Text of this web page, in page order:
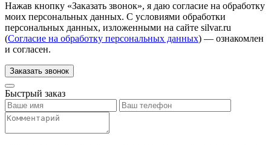
Нажав кнопку «Заказать звонок», я даю согласие на обработку
моих персональных данных. С условиями обработки
персональных данных, изложенными на сайте silvar.ru
(Согласие на обработку персональных данных) — ознакомлен
и согласен.
Заказать звонок
Быстрый заказ